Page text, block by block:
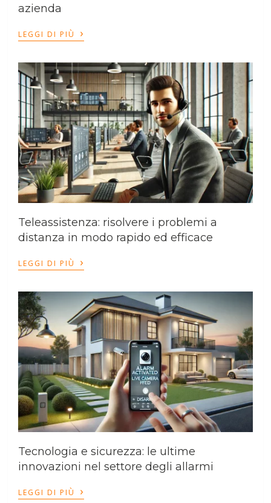
azienda
LEGGI DI PIÙ ›
Teleassistenza: risolvere i problemi a
distanza in modo rapido ed efficace
LEGGI DI PIÙ ›
Tecnologia e sicurezza: le ultime
innovazioni nel settore degli allarmi
LEGGI DI PIÙ ›